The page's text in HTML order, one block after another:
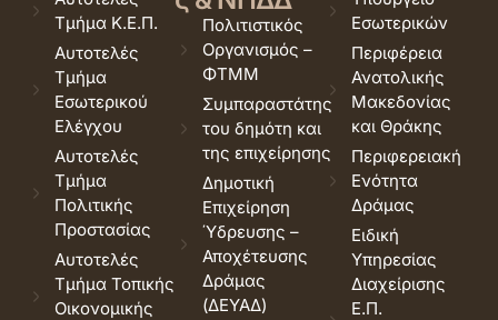
Τμήμα Κ.Ε.Π.
Αυτοτελές
Τμήμα
Εσωτερικού
Ελέγχου
Αυτοτελές
Τμήμα
Πολιτικής
Προστασίας
Αυτοτελές
Τμήμα Τοπικής
Οικονομικής
Πολιτιστικός
Οργανισμός –
ΦΤΜΜ
Συμπαραστάτης
του δημότη και
της επιχείρησης
Δημοτική
Επιχείρηση
Ύδρευσης –
Αποχέτευσης
Δράμας
(ΔΕΥΑΔ)
Εσωτερικών
Περιφέρεια
Ανατολικής
Μακεδονίας
και Θράκης
Περιφερειακή
Ενότητα
Δράμας
Ειδική
Υπηρεσίας
Διαχείρισης
Ε.Π.